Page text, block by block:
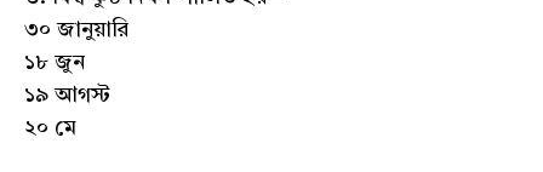
৩০ জানুয়ারি
১৮ জুন
১৯ আগস্ট
২০ মে